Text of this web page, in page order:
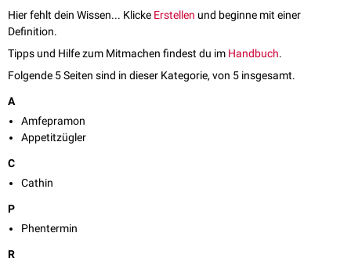
Hier fehlt dein Wissen... Klicke Erstellen und beginne mit einer
Definition.
Tipps und Hilfe zum Mitmachen findest du im Handbuch.
Folgende 5 Seiten sind in dieser Kategorie, von 5 insgesamt.
A
Amfepramon
Appetitzügler
C
Cathin
P
Phentermin
R